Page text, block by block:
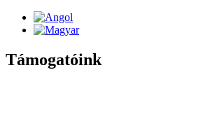
Támogatóink